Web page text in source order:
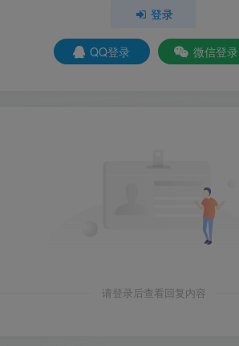
登录
QQ登录 微信登录
请登录后查看回复内容